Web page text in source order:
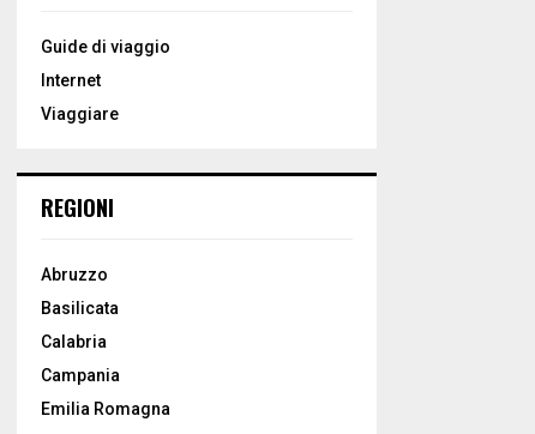
o
:
Guide di viaggio
Internet
Viaggiare
REGIONI
Abruzzo
Basilicata
Calabria
Campania
Emilia Romagna